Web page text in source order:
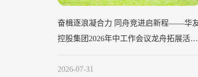
奋楫逐浪凝合力 同舟竞进启新程——华友
控股集团2026年中工作会议龙舟拓展活动
2026-07-31